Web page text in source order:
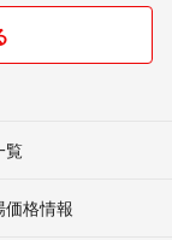
覧
価格情報